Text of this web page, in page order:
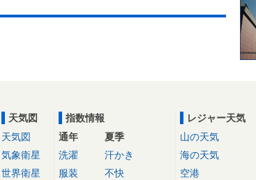
天気図
天気図
気象衛星
世界衛星
指数情報
通年
洗濯
服装
夏季
汗かき
不快
レジャー天気
山の天気
海の天気
空港